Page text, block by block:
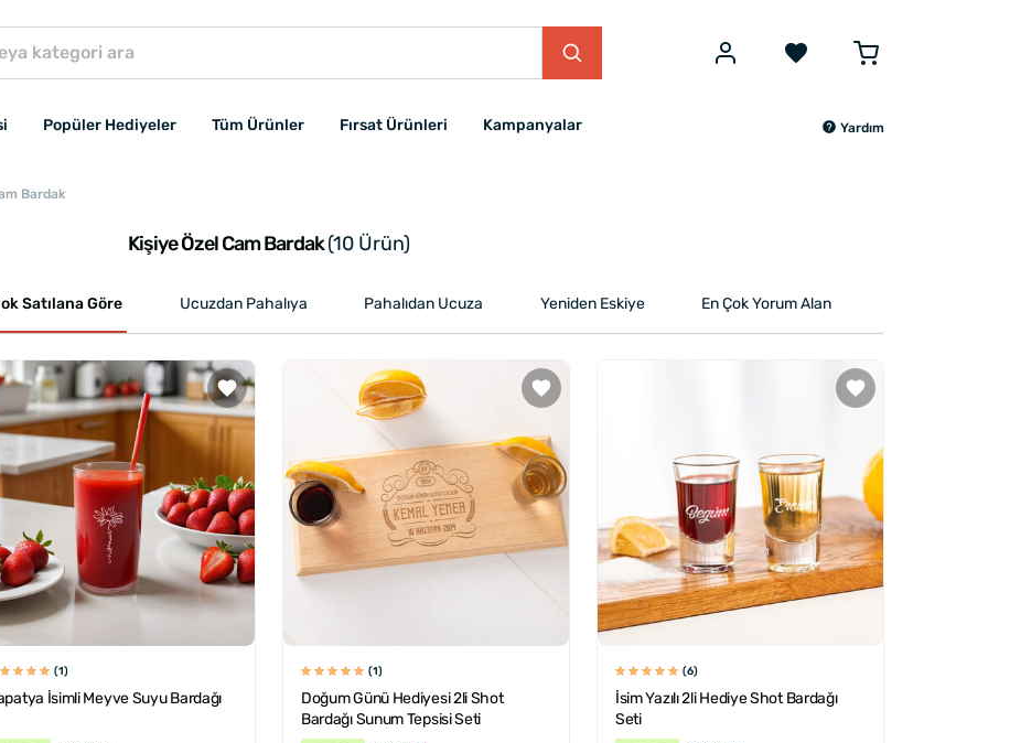
Popüler Hediyeler Tüm Ürünler Fırsat Ürünleri Kampanyalar Yardım
Bardak
Kişiye Özel Cam Bardak(10 Ürün)
Satılana Göre Ucuzdan Pahalıya Pahalıdan Ucuza Yeniden Eskiye En Çok Yorum Alan
(1)
İsimli Meyve Suyu Bardağı
(1)
Doğum Günü Hediyesi 2li Shot
Bardağı Sunum Tepsisi Seti
(6)
İsim Yazılı 2li Hediye Shot Bardağı
Seti